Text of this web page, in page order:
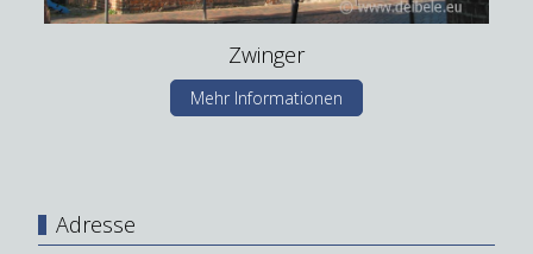
Zwinger
Mehr Informationen
Adresse